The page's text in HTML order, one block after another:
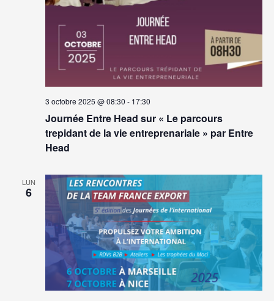
Journée Entre Head sur « Le parcours
trepidant de la vie entreprenariale » par Entre
Head
3 octobre 2025 @ 08:30 - 17:30
LUN
6